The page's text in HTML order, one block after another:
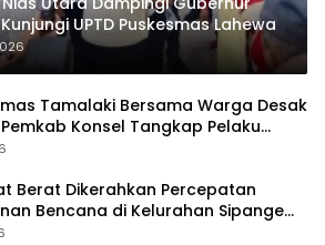
UPTD Puskesmas Lahewa
Tamalaki Bersama Warga Desak
Konsel Tangkap Pelaku
Sawit Overload, Truk PT KAP
Berat Dikerahkan Percepatan
Bencana di Kelurahan Sipange
Tukka